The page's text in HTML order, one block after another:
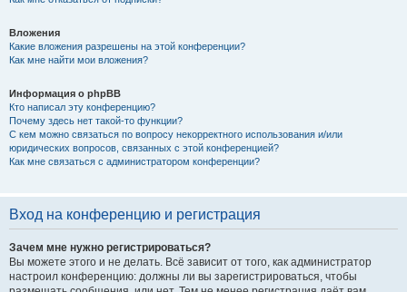
Вложения
Какие вложения разрешены на этой конференции?
Как мне найти мои вложения?
Информация о phpBB
Кто написал эту конференцию?
Почему здесь нет такой-то функции?
С кем можно связаться по вопросу некорректного использования и/или
юридических вопросов, связанных с этой конференцией?
Как мне связаться с администратором конференции?
Вход на конференцию и регистрация
Зачем мне нужно регистрироваться?
Вы можете этого и не делать. Всё зависит от того, как администратор
настроил конференцию: должны ли вы зарегистрироваться, чтобы